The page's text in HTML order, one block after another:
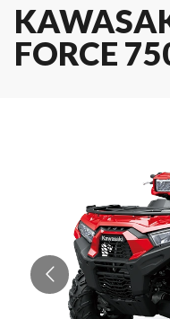
FORCE